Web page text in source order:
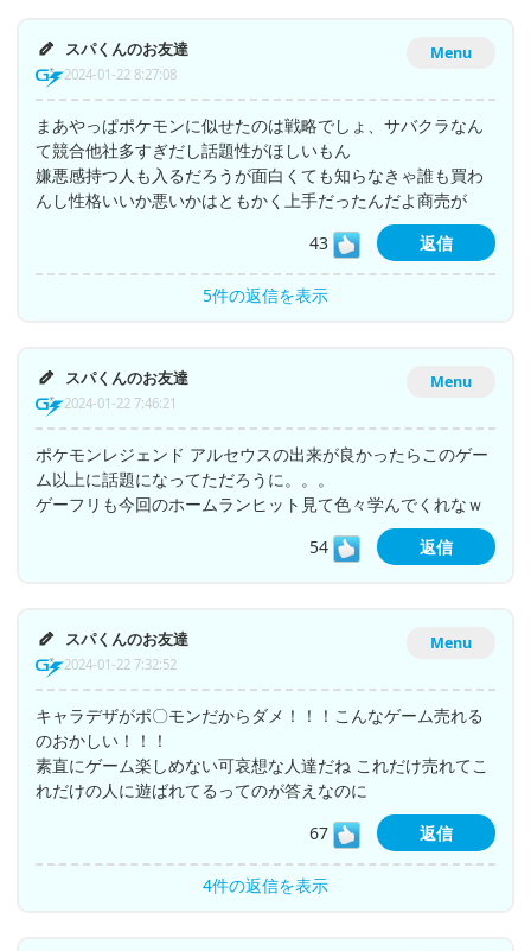
Menu
スパくんのお友達
2024-01-22 8:27:08
まあやっぱポケモンに似せたのは戦略でしょ、サバクラなん
て競合他社多すぎだし話題性がほしいもん
嫌悪感持つ人も入るだろうが面白くても知らなきゃ誰も買わ
んし性格いいか悪いかはともかく上手だったんだよ商売が
43
返信
5件の返信を表示
Menu
スパくんのお友達
2024-01-22 7:46:21
ポケモンレジェンド アルセウスの出来が良かったらこのゲー
ム以上に話題になってただろうに。。。
ゲーフリも今回のホームランヒット見て色々学んでくれなｗ
54
返信
Menu
スパくんのお友達
2024-01-22 7:32:52
キャラデザがポ〇モンだからダメ！！！こんなゲーム売れる
のおかしい！！！
素直にゲーム楽しめない可哀想な人達だね これだけ売れてこ
れだけの人に遊ばれてるってのが答えなのに
67
返信
4件の返信を表示